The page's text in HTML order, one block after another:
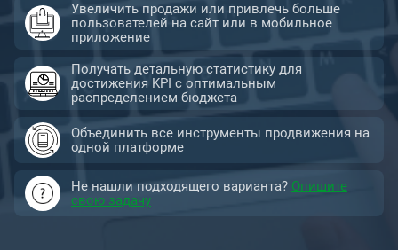
Увеличить продажи или привлечь больше
пользователей на сайт или в мобильное
приложение
Получать детальную статистику для
достижения KPI с оптимальным
распределением бюджета
Объединить все инструменты продвижения на
одной платформе
Не нашли подходящего варианта? Опишите
свою задачу